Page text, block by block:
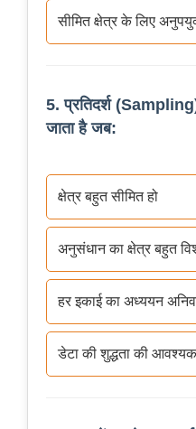
सीमित क्षेत्र के लिए
5. प्रतिदर्श
जाता है जब:
क्षेत्र बहुत सीमित हो
अनुसंधान का क्षेत्र बहुत
हर इकाई का अध्ययन
डेटा की शुद्धता की